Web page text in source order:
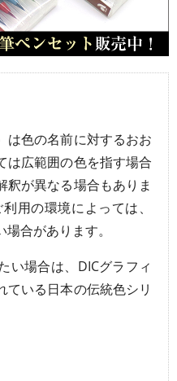
は色の名前に対するおお
は広範囲の色を指す場合
釈が異なる場合もありま
用の環境によっては、
合があります。
い場合は、DICグラフィ
ている日本の伝統色シリ